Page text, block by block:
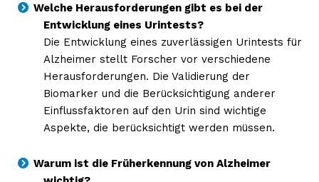
Welche Herausforderungen gibt es bei der
Entwicklung eines Urintests?
Die Entwicklung eines zuverlässigen Urintests für
Alzheimer stellt Forscher vor verschiedene
Herausforderungen. Die Validierung der
Biomarker und die Berücksichtigung anderer
Einflussfaktoren auf den Urin sind wichtige
Aspekte, die berücksichtigt werden müssen.
Warum ist die Früherkennung von Alzheimer